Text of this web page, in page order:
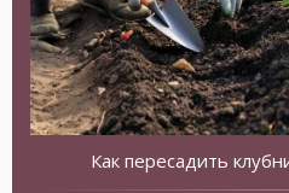
Как пересадить